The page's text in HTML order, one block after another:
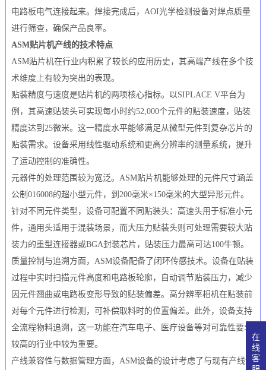
电路板电气连接起来。焊接完成后，AOI光学检测设备对焊点质量
进行筛查，确保产品良率。
ASM贴片机产线的技术特点
ASM贴片机在行业内积累了较长的应用历史，其高端产线在多个技
术维度上有较为突出的表现。
贴装精度与速度是贴片机的两项核心指标。以SIPLACE V平台为
例，其高速贴装头可实现每小时约52,000个元件的贴装速度，贴装
精度达到25微米。这一精度水平能够满足从微型元件到复杂芯片的
贴装需求。设备采用线性驱动系统和更高分辨率的测量系统，提升
了运动控制的准确性。
元器件的处理范围较为宽泛。ASM贴片机能够处理的元件尺寸涵盖
公制016008的超小型元件，到200毫米×150毫米的大型异形元件。
针对不同元件类型，设备可配置不同贴装头：高速头用于标准小元
件，通用头适用于混装场景，而大压力贴装头则可处理需要较大贴
装力的重型连接器或BGA封装芯片，贴装压力最高可达100牛顿。
质量控制与追溯方面，ASM设备配备了闭环传感技术。设备在贴装
过程中实时扫描元件高度和电路板轮廓，自动调节贴装压力，减少
因元件翘曲或电路板变形导致的贴装偏差。高分辨率相机在贴装前
对每个元件进行检测，可补偿取料时的位置偏差。此外，设备支持
全流程物料追溯，这一功能在汽车电子、医疗设备等对可靠性要求
较高的行业中较为重要。
产线兼容性与数据管理方面，ASM设备的设计考虑了与现有产线设
在
线
客